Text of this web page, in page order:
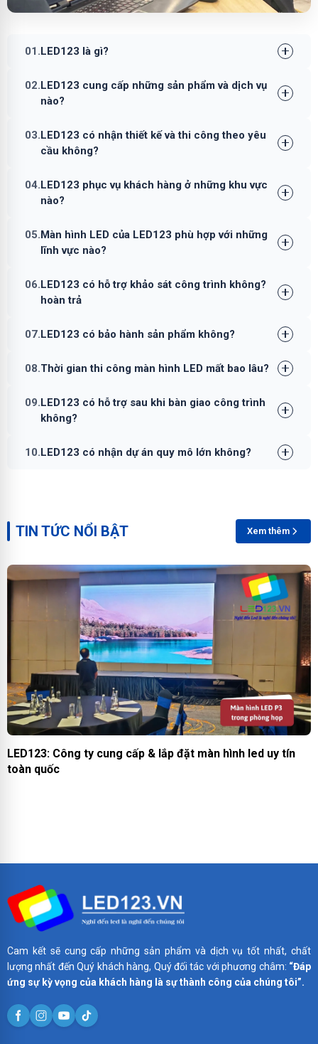
01.LED123 là gì?
02.LED123 cung cấp những sản phẩm và dịch vụ
nào?
03.LED123 có nhận thiết kế và thi công theo yêu
cầu không?
04.LED123 phục vụ khách hàng ở những khu vực
nào?
05.Màn hình LED của LED123 phù hợp với những
lĩnh vực nào?
06.LED123 có hỗ trợ khảo sát công trình không?
hoàn trả
07.LED123 có bảo hành sản phẩm không?
08.Thời gian thi công màn hình LED mất bao lâu?
09.LED123 có hỗ trợ sau khi bàn giao công trình
không?
10.LED123 có nhận dự án quy mô lớn không?
TIN TỨC NỔI BẬT Xem thêm
LED123: Công ty cung cấp & lắp đặt màn hình led uy tín
toàn quốc
Cam kết sẽ cung cấp những sản phẩm và dịch vụ tốt nhất, chất
lượng nhất đến Quý khách hàng, Quý đối tác với phương châm: “Đáp
ứng sự kỳ vọng của khách hàng là sự thành công của chúng tôi”.